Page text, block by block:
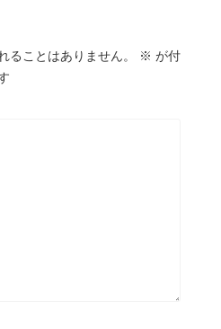
ることはありません。 ※ が付